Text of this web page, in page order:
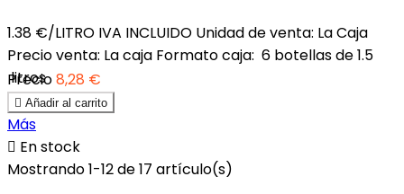
1.38 €/LITRO IVA INCLUIDO Unidad de venta: La Caja
Precio venta: La caja Formato caja: 6 botellas de 1.5
litros
Precio8,28 €
 Añadir al carrito
Más
 En stock
Mostrando 1-12 de 17 artículo(s)